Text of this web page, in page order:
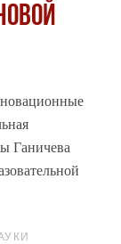
Ганичева